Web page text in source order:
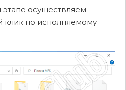
осуществляем
клик по исполняемому